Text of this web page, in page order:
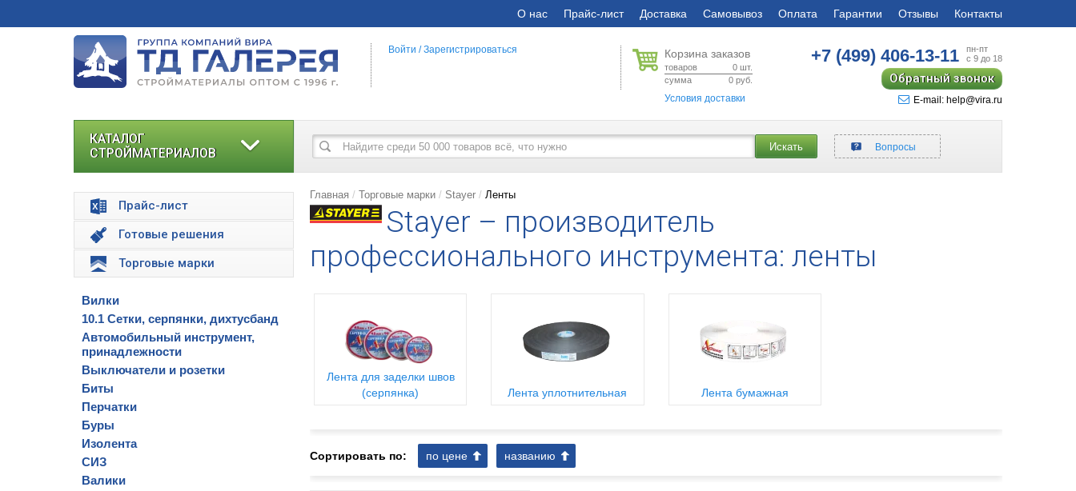
О нас Прайс-лист Доставка Самовывоз Оплата Гарантии Отзывы Контакты
Корзина заказов
товаров 0 шт.
сумма
0 руб.
Условия доставки
+7 (499)406-13-11
пн-пт
с 9 до 18
Обратный звонок
E-mail: help@vira.ru
Войти /Зарегистрироваться
КАТАЛОГ
СТРОЙМАТЕРИАЛОВ
Прайс-лист
Готовые решения
Торговые марки
Вилки
10.1 Сетки, серпянки, дихтусбанд
Автомобильный инструмент,
принадлежности
Выключатели и розетки
Биты
Перчатки
Буры
Изолента
СИЗ
Валики
Искать Вопросы
Главная Торговые марки Stayer Ленты
Stayer – производитель
профессионального инструмента: ленты
Лента для заделки швов
(серпянка)
Лента уплотнительная Лента бумажная
Сортировать по: по цене названию